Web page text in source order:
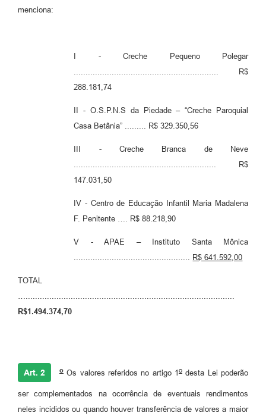
menciona:
I - Creche Pequeno Polegar
............................................................. R$
288.181,74
II - O.S.P.N.S da Piedade – “Creche Paroquial
Casa Betânia” ......... R$ 329.350,56
III - Creche Branca de Neve
............................................................ R$
147.031,50
IV - Centro de Educação Infantil Maria Madalena
F. Penitente …. R$ 88.218,90
V - APAE – Instituto Santa Mônica
................................................. R$ 641.592,00
TOTAL
…........................................................................................
R$1.494.374,70
Art. 2 o Os valores referidos no artigo 1 o desta Lei poderão
ser complementados na ocorrência de eventuais rendimentos
neles incididos ou quando houver transferência de valores a maior